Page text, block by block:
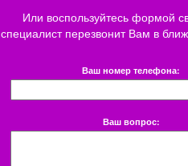
Или воспользуйтесь формой
специалист перезвонит Вам в
Ваш номер телефона:
Ваш вопрос: